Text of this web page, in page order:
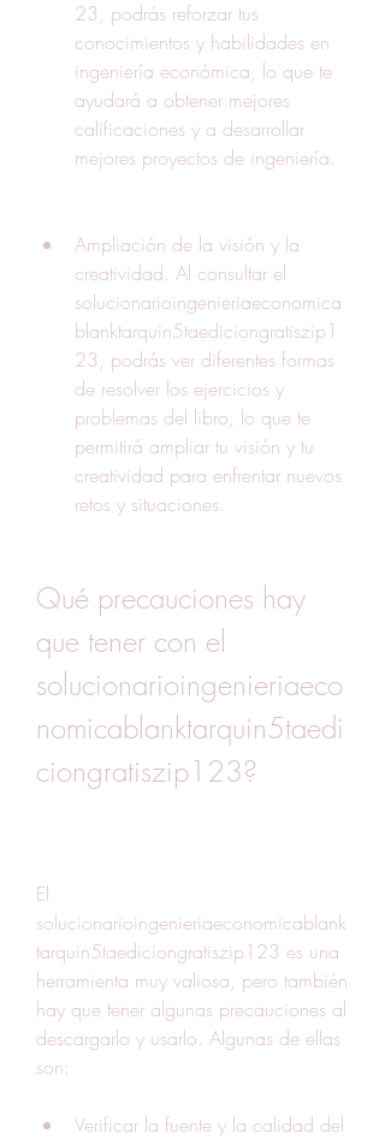
23, podrás reforzar tus
conocimientos y habilidades en
ingeniería económica, lo que te
ayudará a obtener mejores
calificaciones y a desarrollar
mejores proyectos de ingeniería.
Ampliación de la visión y la
creatividad. Al consultar el
solucionarioingenieriaeconomica
blanktarquin5taediciongratiszip1
23, podrás ver diferentes formas
de resolver los ejercicios y
problemas del libro, lo que te
permitirá ampliar tu visión y tu
creatividad para enfrentar nuevos
retos y situaciones.
Qué precauciones hay
que tener con el
solucionarioingenieriaeco
nomicablanktarquin5taedi
ciongratiszip123?
El
solucionarioingenieriaeconomicablank
tarquin5taediciongratiszip123 es una
herramienta muy valiosa, pero también
hay que tener algunas precauciones al
descargarlo y usarlo. Algunas de ellas
son:
Verificar la fuente y la calidad del